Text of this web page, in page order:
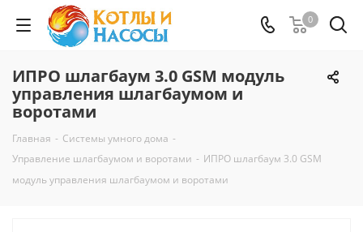
0
ИПРО шлагбаум 3.0 GSM модуль
управления шлагбаумом и
воротами
Главная - Системы умного дома -
Управление шлагбаумом и воротами - ИПРО шлагбаум 3.0 GSM
модуль управления шлагбаумом и воротами